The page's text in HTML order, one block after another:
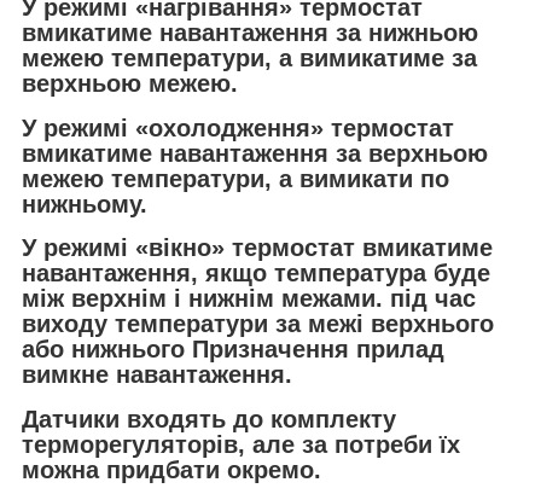
У режимі «нагрівання» термостат
вмикатиме навантаження за нижньою
межею температури, а вимикатиме за
верхньою межею.
У режимі «охолодження» термостат
вмикатиме навантаження за верхньою
межею температури, а вимикати по
нижньому.
У режимі «вікно» термостат вмикатиме
навантаження, якщо температура буде
між верхнім і нижнім межами. під час
виходу температури за межі верхнього
або нижнього Призначення прилад
вимкне навантаження.
Датчики входять до комплекту
терморегуляторів, але за потреби їх
можна придбати окремо.